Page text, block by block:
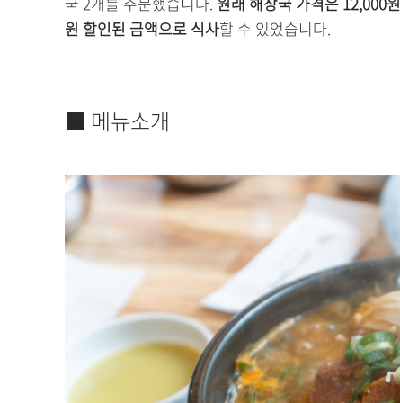
원 할인된 금액으로 식사할 수 있었습니다.
■ 메뉴소개